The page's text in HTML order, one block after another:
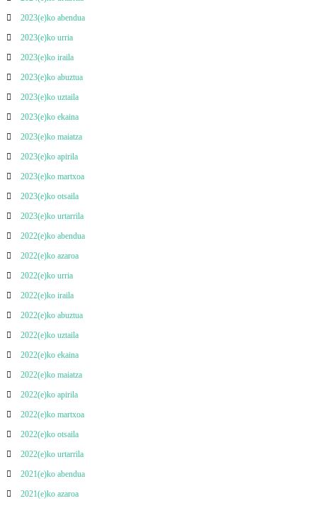
2023(e)ko abendua
2023(e)ko urria
2023(e)ko iraila
2023(e)ko abuztua
2023(e)ko uztaila
2023(e)ko ekaina
2023(e)ko maiatza
2023(e)ko apirila
2023(e)ko martxoa
2023(e)ko otsaila
2023(e)ko urtarrila
2022(e)ko abendua
2022(e)ko azaroa
2022(e)ko urria
2022(e)ko iraila
2022(e)ko abuztua
2022(e)ko uztaila
2022(e)ko ekaina
2022(e)ko maiatza
2022(e)ko apirila
2022(e)ko martxoa
2022(e)ko otsaila
2022(e)ko urtarrila
2021(e)ko abendua
2021(e)ko azaroa